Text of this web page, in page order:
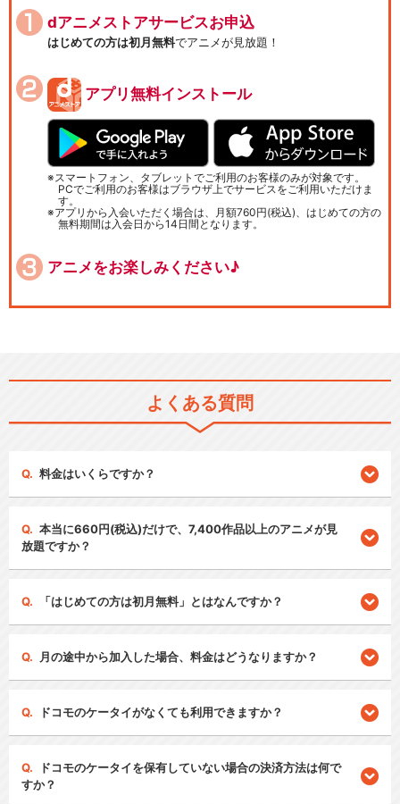
dアニメストアサービスお申込
はじめての方は初月無料でアニメが見放題！
アプリ無料インストール
スマートフォン、タブレットでご利用のお客様のみが対象です。
PCでご利用のお客様はブラウザ上でサービスをご利用いただけま
す。
アプリから入会いただく場合は、月額760円(税込)、はじめての方の
無料期間は入会日から14日間となります。
アニメをお楽しみください♪
よくある質問
料金はいくらですか？
本当に660円(税込)だけで、7,400作品以上のアニメが見
放題ですか？
「はじめての方は初月無料」とはなんですか？
月の途中から加入した場合、料金はどうなりますか？
ドコモのケータイがなくても利用できますか？
ドコモのケータイを保有していない場合の決済方法は何で
すか？